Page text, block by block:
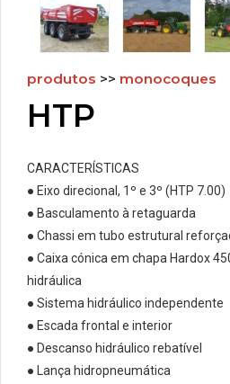
produtos >> monocoques
HTP
CARACTERÍSTICAS
● Eixo direcional, 1º e 3º (HTP 7.00)
● Basculamento à retaguarda
● Chassi em tubo estrutural
● Caixa cónica em chapa Hardox
hidráulica
● Sistema hidráulico independente
● Escada frontal e interior
● Descanso hidráulico rebatível
● Lança hidropneumática